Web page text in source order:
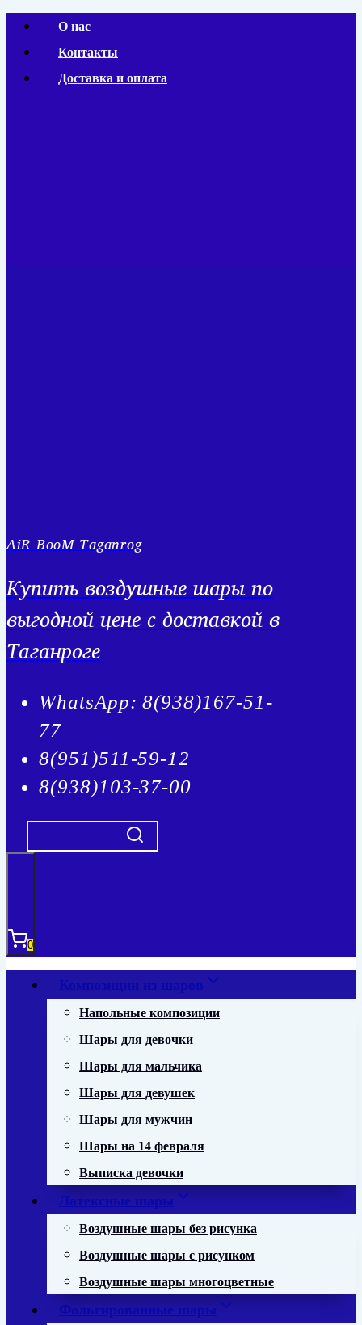
Перейти
содержимому
О нас
Контакты
Доставка и оплата
AiR BooM Taganrog
Купить воздушные шары по
выгодной цене с доставкой в
Таганроге
WhatsApp: 8(938)167-51-
77
8(951)511-59-12
8(938)103-37-00
0
Композиции из шаров
Напольные композиции
Шары для девочки
Шары для мальчика
Шары для девушек
Шары для мужчин
Шары на 14 февраля
Выписка девочки
Латексные шары
Воздушные шары без рисунка
Воздушные шары с рисунком
Воздушные шары многоцветные
Фольгированные шары